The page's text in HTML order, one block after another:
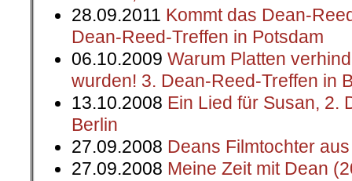
28.09.2011 Kommt das Dean-
Dean-Reed-Treffen in Potsdam
06.10.2009 Warum Platten
wurden! 3. Dean-Reed-Treffen in
13.10.2008 Ein Lied für Susan, 2.
Berlin
27.09.2008 Deans Filmtochter aus
27.09.2008 Meine Zeit mit Dean